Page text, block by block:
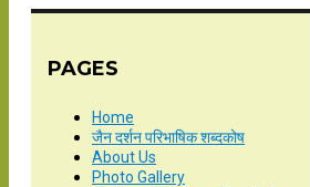
PAGES
Home
जैन दर्शन परिभाषिक शब्दकोष
About Us
Photo Gallery